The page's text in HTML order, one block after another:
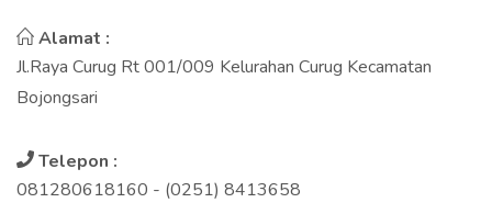
Alamat :
Jl.Raya Curug Rt 001/009 Kelurahan Curug Kecamatan
Bojongsari
Telepon :
081280618160 - (0251) 8413658